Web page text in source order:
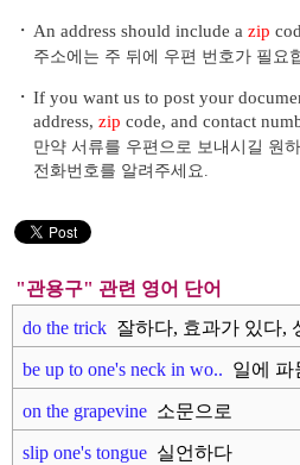
・ An address should include a zip
주소에는 주 뒤에 우편 번호가 필요
・ If you want us to post your
address, zip code, and contact
만약 서류를 우편으로 보내시길 원
전화번호를 알려주세요.
"관용구" 관련 영어 단어
do the trick 잘하다, 효과가 있다,
be up to one's neck in wo.. 일에 파
on the grapevine 소문으로
slip one's tongue 실언하다